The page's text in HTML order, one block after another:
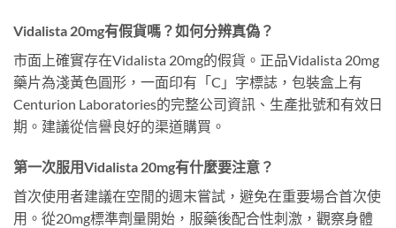
Vidalista 20mg有假貨嗎？如何分辨真偽？
市面上確實存在Vidalista 20mg的假貨。正品Vidalista 20mg
藥片為淺黃色圓形，一面印有「C」字標誌，包裝盒上有
Centurion Laboratories的完整公司資訊、生產批號和有效日
期。建議從信譽良好的渠道購買。
第一次服用Vidalista 20mg有什麼要注意？
首次使用者建議在空閒的週末嘗試，避免在重要場合首次使
用。從20mg標準劑量開始，服藥後配合性刺激，觀察身體